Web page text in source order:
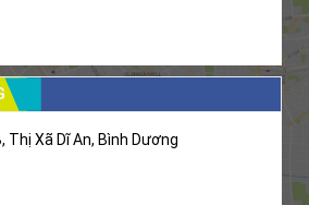
Thị Xã Dĩ An, Bình Dương